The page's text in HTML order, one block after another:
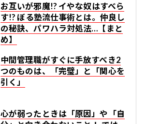
お互いが邪魔!? イやな奴はすべら
す!? ぼる塾流仕事術とは。仲良し
の秘訣、パワハラ対処法…【まと
め】
中間管理職がすぐに手放すべき2
つのものは、「完璧」と「関心を
引く」
心が弱ったときは「原因」や「自